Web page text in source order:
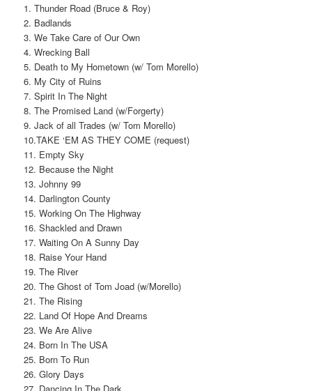
1. Thunder Road (Bruce & Roy)
2. Badlands
3. We Take Care of Our Own
4. Wrecking Ball
5. Death to My Hometown (w/ Tom Morello)
6. My City of Ruins
7. Spirit In The Night
8. The Promised Land (w/Forgerty)
9. Jack of all Trades (w/ Tom Morello)
10.TAKE ‘EM AS THEY COME (request)
11. Empty Sky
12. Because the Night
13. Johnny 99
14. Darlington County
15. Working On The Highway
16. Shackled and Drawn
17. Waiting On A Sunny Day
18. Raise Your Hand
19. The River
20. The Ghost of Tom Joad (w/Morello)
21. The Rising
22. Land Of Hope And Dreams
23. We Are Alive
24. Born In The USA
25. Born To Run
26. Glory Days